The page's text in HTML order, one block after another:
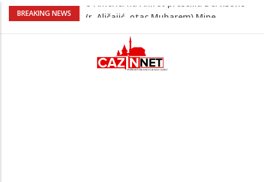
BREAKING NEWS
Milionske odluke na sjednici Vlade USK:
Američki kongresmeni traže od Trumpa:
Vratite sankcije zvaničnicima iz
Republike Srpske